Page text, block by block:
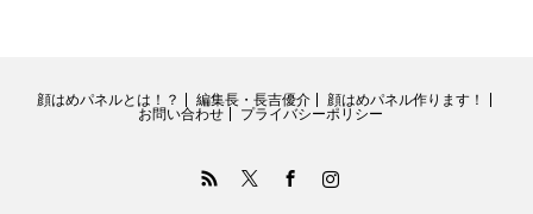
顔はめパネルとは！？ 編集長・長吉優介
顔はめパネル作ります！
お問い合わせ
プライバシーポリシー
FacebookInstagram